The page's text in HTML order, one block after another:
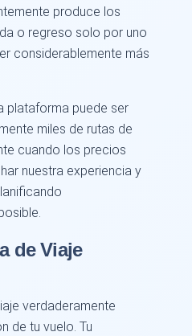
produce los
o regreso solo por uno
considerablemente más
plataforma puede ser
miles de rutas de
cuando los precios
nuestra experiencia y
de Viaje
verdaderamente
de tu vuelo. Tu